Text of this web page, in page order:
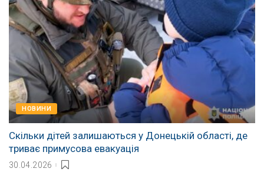
НОВИНИ
Скільки дітей залишаються у Донецькій області, де
триває примусова евакуація
30.04.2026